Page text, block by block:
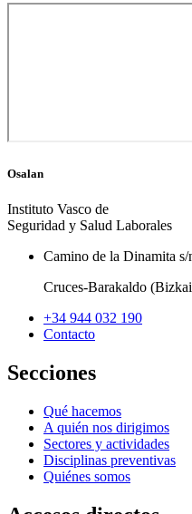
Osalan
Instituto Vasco de
Seguridad y Salud Laborales
Camino de la Dinamita
Cruces-Barakaldo
+34 944 032 190
Contacto
Secciones
Qué hacemos
A quién nos dirigimos
Sectores y actividades
Disciplinas preventivas
Quiénes somos